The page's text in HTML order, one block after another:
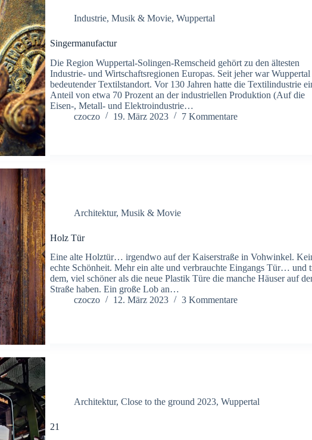
Industrie,Musik & Movie,Wuppertal
Singermanufactur
Die Region Wuppertal-Solingen-Remscheid gehört zu den ältesten
Industrie- und Wirtschaftsregionen Europas. Seit jeher war Wuppertal
bedeutender Textilstandort. Vor 130 Jahren hatte die Textilindustrie
Anteil von etwa 70 Prozent an der industriellen Produktion (Auf die
Eisen-, Metall- und Elektroindustrie…
czoczo
19. März 2023 7 Kommentare
Architektur,Musik & Movie
Holz Tür
Eine alte Holztür… irgendwo auf der Kaiserstraße in Vohwinkel.
echte Schönheit. Mehr ein alte und verbrauchte Eingangs Tür… und
dem, viel schöner als die neue Plastik Türe die manche Häuser auf
Straße haben. Ein große Lob an…
czoczo
12. März 2023 3 Kommentare
Architektur,Close to the ground 2023,Wuppertal
21